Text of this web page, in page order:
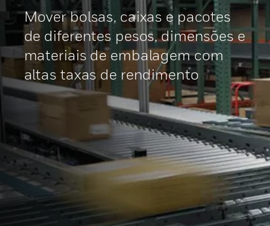
Mover bolsas, caixas e pacotes
de diferentes pesos, dimensões e
materiais de embalagem com
altas taxas de rendimento